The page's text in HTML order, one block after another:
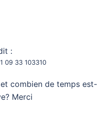
:
09 33 103310
combien de temps est-
Merci